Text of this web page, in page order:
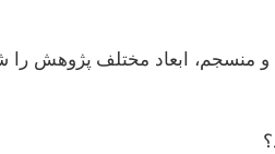
منسجم، ابعاد مختلف پژوهش را